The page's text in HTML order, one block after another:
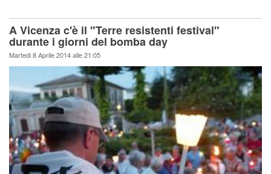
A Vicenza c'è il "Terre resistenti festival"
durante i giorni del bomba day
Martedi 8 Aprile 2014 alle 21:05